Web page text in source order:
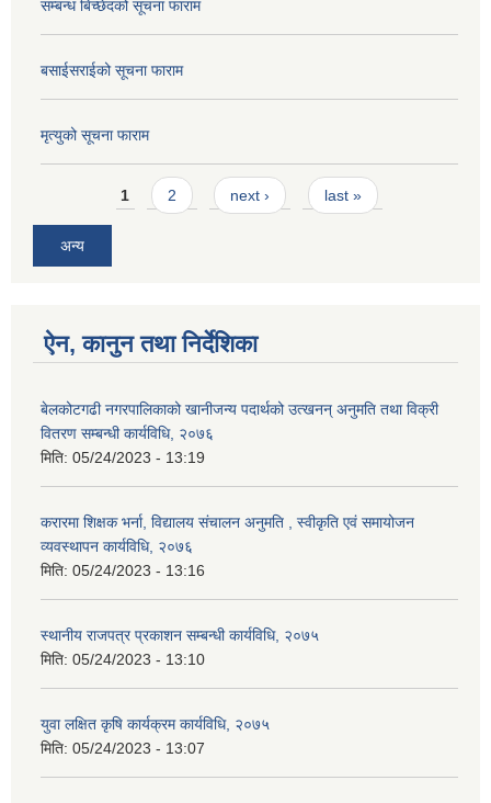
सम्बन्ध बिच्छेदको सूचना फाराम
बसाईसराईको सूचना फाराम
मृत्युको सूचना फाराम
Pages1 2 next › last »
अन्य
ऐन, कानुन तथा निर्देशिका
बेलकोटगढी नगरपालिकाको खानीजन्य पदार्थको उत्खनन् अनुमति तथा विक्री
वितरण सम्बन्धी कार्यविधि, २०७६
मिति: 05/24/2023 - 13:19
करारमा शिक्षक भर्ना, विद्यालय संचालन अनुमति , स्वीकृति एवं समायोजन
व्यवस्थापन कार्यविधि, २०७६
मिति: 05/24/2023 - 13:16
स्थानीय राजपत्र प्रकाशन सम्बन्धी कार्यविधि, २०७५
मिति: 05/24/2023 - 13:10
युवा लक्षित कृषि कार्यक्रम कार्यविधि, २०७५
मिति: 05/24/2023 - 13:07